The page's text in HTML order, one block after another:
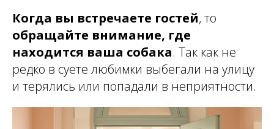
Когда вы встречаете гостей, то
обращайте внимание, где
находится ваша собака. Так как не
редко в суете любимки выбегали на улицу
и терялись или попадали в неприятности.